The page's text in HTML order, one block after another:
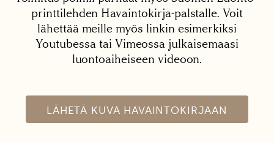
printtilehden Havaintokirja-palstalle. Voit
lähettää meille myös linkin esimerkiksi
Youtubessa tai Vimeossa julkaisemaasi
luontoaiheiseen videoon.
LÄHETÄ KUVA HAVAINTOKIRJAAN